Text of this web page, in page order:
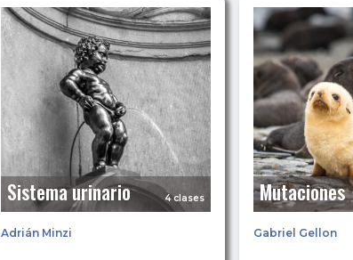
Sistema urinario 4 clases
Adrián Minzi
Mutaciones
Gabriel Gellon